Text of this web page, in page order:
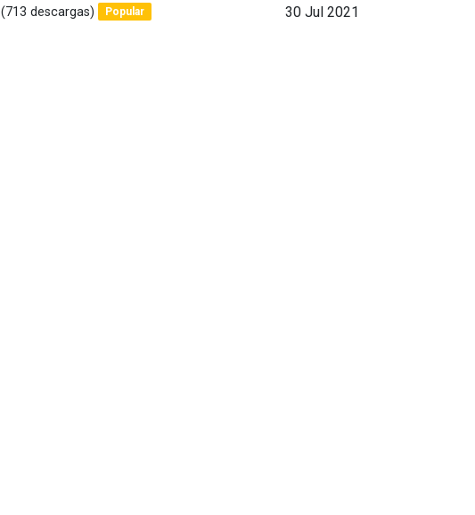
(713 descargas) Popular 30 Jul 2021